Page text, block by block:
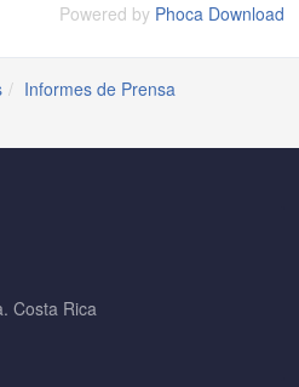
Powered by Phoca Download
Informes de Prensa
Costa Rica